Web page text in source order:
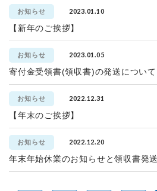
お知らせ 2023.01.10
【新年のご挨拶】
お知らせ 2023.01.05
寄付金受領書(領収書)の発送について
お知らせ 2022.12.31
【年末のご挨拶】
お知らせ 2022.12.20
年末年始休業のお知らせと領収書発